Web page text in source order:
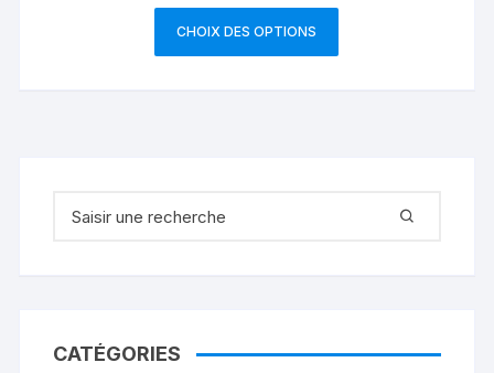
CHOIX DES OPTIONS
CATÉGORIES